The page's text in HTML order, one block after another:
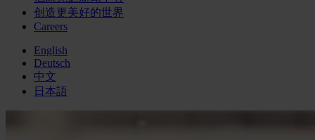
创造更美好的世界
Careers
English
Deutsch
中文
日本語